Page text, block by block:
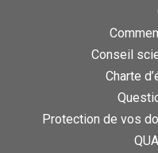
Conseil
Charte
Protection de vos